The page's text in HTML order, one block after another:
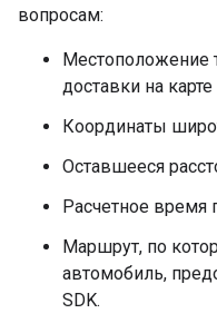
вопросам:
Местоположение
доставки на
Координаты
Оставшееся
Расчетное время
Маршрут, по
автомобиль,
SDK.